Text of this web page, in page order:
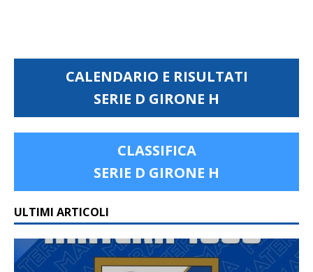
CALENDARIO E RISULTATI
SERIE D GIRONE H
CLASSIFICA
SERIE D GIRONE H
ULTIMI ARTICOLI